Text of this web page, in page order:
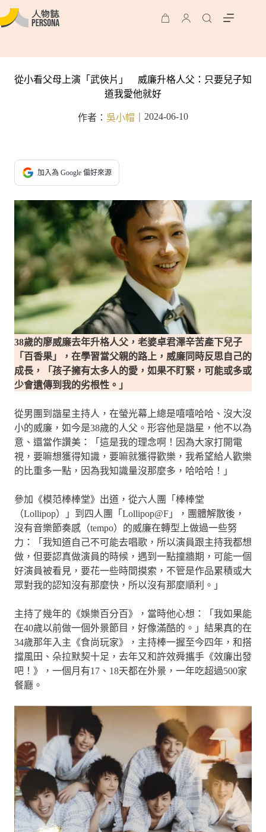
從小看父母上演「武俠片」 威廉升格人父：只要兒子知
道我愛他就好
作者： 吳小帽 2024-06-10
加入為 Google 偏好來源
38歲的廖威廉去年升格人父，老婆卓君澤辛苦產下兒子
「百香果」，在學習當父親的路上，威廉同時反思自己的
成長，「孩子擁有太多人的愛，如果不盯緊，可能或多或
少會遺傳到我的劣根性。」
從男團到諧星主持人，在螢光幕上總是嘻嘻哈哈、沒大沒
小的威廉，如今是38歲的人父。形容他是諧星，他不以為
意、還當作讚美：「這是我的理念啊！因為大家打開電
視，要嘛想獲得知識，要嘛就獲得歡樂，我希望給人歡樂
的比重多一點，因為我知識量沒那麼多，哈哈哈！」
參加《模范棒棒堂》出道，從六人團「棒棒堂
（Lollipop）」到四人團「Lollipop@F」，團體解散後，
沒有音樂節奏感（tempo）的威廉在轉型上做過一些努
力：「我知道自己不可能去唱歌，所以演員跟主持我都想
做，但要認真做演員的時候，遇到一點撞牆期，可能一個
好演員被看見，要花一些時間摸索，不管是作品累積或大
眾對我的認知沒有那麼快，所以沒有那麼順利。」
主持了幾年的《娛樂百分百》，當時他心想：「我如果能
在40歲以前做一個外景節目，好像滿酷的。」結果真的在
34歲那年入主《食尚玩家》，主持棒一握至今四年，和搭
擋風田、朵拉默契十足，去年又和許效舜攜手《效廉出發
吧！》，一個月有17、18天都在外景，一年吃超過500家
餐廳。